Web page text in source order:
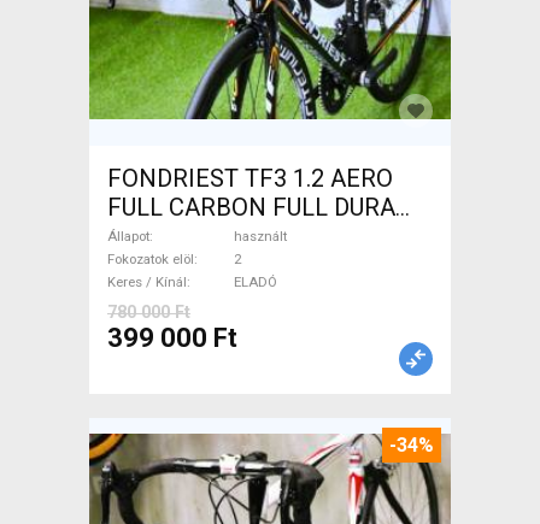
FONDRIEST TF3 1.2 AERO
FULL CARBON FULL DURA
ACE Országúti patkófék
használt ELADÓ
Állapot
használt
Fokozatok elöl
2
Keres / Kínál
ELADÓ
780 000 Ft
399 000 Ft
-34%